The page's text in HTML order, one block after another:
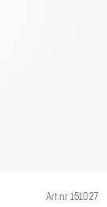
Art.nr 151027